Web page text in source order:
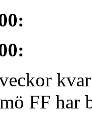
:
:
FF har